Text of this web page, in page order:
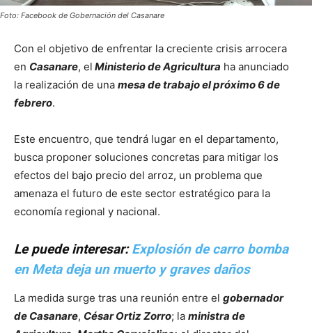
Foto: Facebook de Gobernación del Casanare
Con el objetivo de enfrentar la creciente crisis arrocera
en Casanare, el Ministerio de Agricultura ha anunciado
la realización de una mesa de trabajo el próximo 6 de
febrero.
Este encuentro, que tendrá lugar en el departamento,
busca proponer soluciones concretas para mitigar los
efectos del bajo precio del arroz, un problema que
amenaza el futuro de este sector estratégico para la
economía regional y nacional.
Le puede interesar:Explosión de carro bomba
en Meta deja un muerto y graves daños
La medida surge tras una reunión entre el gobernador
de Casanare, César Ortiz Zorro; la ministra de